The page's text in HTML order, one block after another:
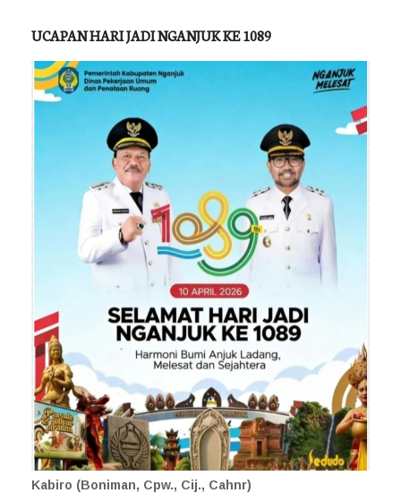
UCAPAN HARI JADI NGANJUK KE 1089
Kabiro (Boniman, Cpw., Cij., Cahnr)